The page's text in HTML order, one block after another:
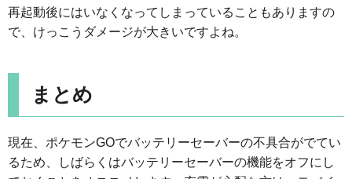
再起動後にはいなくなってしまっていることもありますの
で、けっこうダメージが大きいですよね。
まとめ
現在、ポケモンGOでバッテリーセーバーの不具合がでてい
るため、しばらくはバッテリーセーバーの機能をオフにし